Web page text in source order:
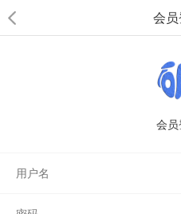
会
会